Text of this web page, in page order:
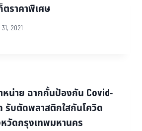
ตราคาพิเศษ
2021
ำหน่าย ฉากกั้นป้องกัน Covid-
รับตัดพลาสติกใสกันโควิด
หวัดกรุงเทพมหานคร